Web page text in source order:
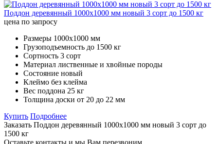
Поддон деревянный 1000х1000 мм новый 3 сорт до 1500 кг
цена по запросу
Размеры 1000х1000 мм
Грузоподъемность до 1500 кг
Сортность 3 сорт
Материал лиственные и хвойные породы
Состояние новый
Клеймо без клейма
Вес поддона 25 кг
Толщина доски от 20 до 22 мм
Купить Подробнее
Заказать Поддон деревянный 1000х1000 мм новый 3 сорт до
1500 кг
Оставьте контакты и мы Вам перезвоним